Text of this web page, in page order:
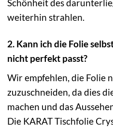
Schönheit des
weiterhin strahlen.
2. Kann ich die Folie
nicht perfekt passt?
Wir empfehlen, die Folie
zuzuschneiden, da dies
machen und das
Die KARAT Tischfolie